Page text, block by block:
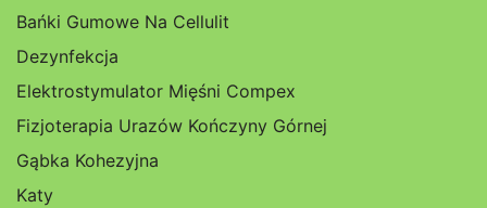
Bańki Gumowe Na Cellulit
Dezynfekcja
Elektrostymulator Mięśni Compex
Fizjoterapia Urazów Kończyny Górnej
Gąbka Kohezyjna
Katy